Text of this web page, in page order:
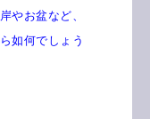
やお盆など、
如何でしょう